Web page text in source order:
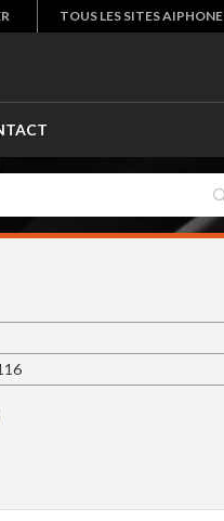
TOUS LES SITES AIPHONE